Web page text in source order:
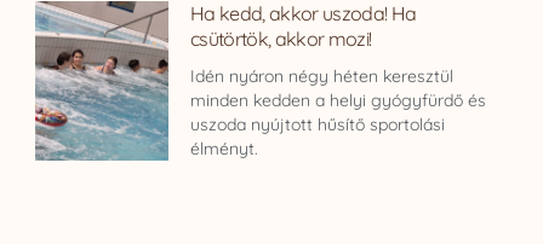
Ha kedd, akkor uszoda! Ha
csütörtök, akkor mozi!
Idén nyáron négy héten keresztül
minden kedden a helyi gyógyfürdő és
uszoda nyújtott hűsítő sportolási
élményt.